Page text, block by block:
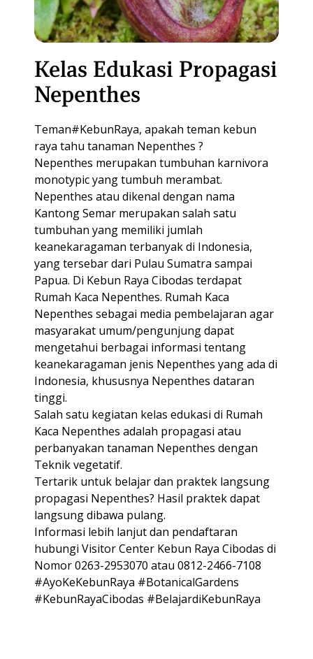
Kelas Edukasi Propagasi
Nepenthes
Teman#KebunRaya, apakah teman kebun
raya tahu tanaman Nepenthes ?
Nepenthes merupakan tumbuhan karnivora
monotypic yang tumbuh merambat.
Nepenthes atau dikenal dengan nama
Kantong Semar merupakan salah satu
tumbuhan yang memiliki jumlah
keanekaragaman terbanyak di Indonesia,
yang tersebar dari Pulau Sumatra sampai
Papua. Di Kebun Raya Cibodas terdapat
Rumah Kaca Nepenthes. Rumah Kaca
Nepenthes sebagai media pembelajaran agar
masyarakat umum/pengunjung dapat
mengetahui berbagai informasi tentang
keanekaragaman jenis Nepenthes yang ada di
Indonesia, khususnya Nepenthes dataran
tinggi.
Salah satu kegiatan kelas edukasi di Rumah
Kaca Nepenthes adalah propagasi atau
perbanyakan tanaman Nepenthes dengan
Teknik vegetatif.
Tertarik untuk belajar dan praktek langsung
propagasi Nepenthes? Hasil praktek dapat
langsung dibawa pulang.
Informasi lebih lanjut dan pendaftaran
hubungi Visitor Center Kebun Raya Cibodas di
Nomor 0263-2953070 atau 0812-2466-7108
#AyoKeKebunRaya #BotanicalGardens
#KebunRayaCibodas #BelajardiKebunRaya